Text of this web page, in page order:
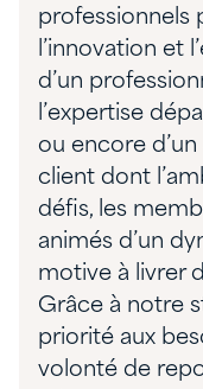
professionnels
l’innovation et
d’un
l’expertise
ou encore
client dont
défis, les
animés d’un
motive à livrer
Grâce à notre
priorité aux
volonté de